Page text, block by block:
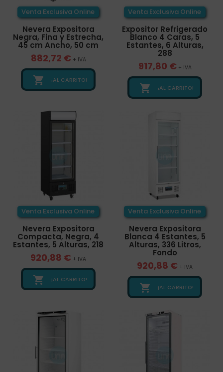
Venta Exclusiva Online
Nevera Expositora
Negra, Fina y Estrecha,
45 cm Ancho, 50 cm
882,72 € + IVA
 ¡AL CARRITO!
Venta Exclusiva Online
Expositor Refrigerado
Blanco 4 Caras, 5
Estantes, 6 Alturas,
288
917,80 € + IVA
 ¡AL CARRITO!
Venta Exclusiva Online
Nevera Expositora
Compacta, Negra, 4
Estantes, 5 Alturas, 218
920,88 € + IVA
 ¡AL CARRITO!
Venta Exclusiva Online
Nevera Expositora
Blanca 4 Estantes, 5
Alturas, 336 Litros,
Fondo
920,88 € + IVA
 ¡AL CARRITO!